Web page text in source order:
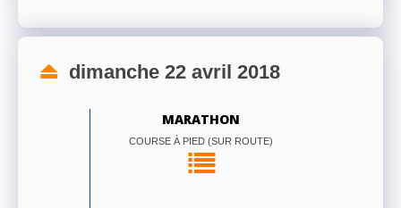
dimanche 22 avril 2018
MARATHON
COURSE À PIED (SUR ROUTE)